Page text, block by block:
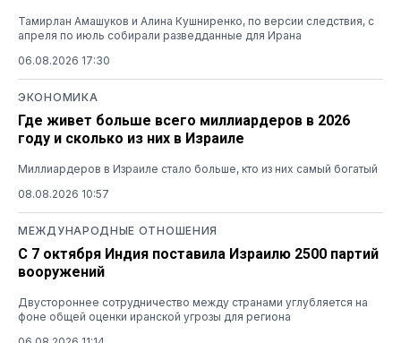
Тамирлан Амашуков и Алина Кушниренко, по версии следствия, с
апреля по июль собирали разведданные для Ирана
06.08.2026 17:30
ЭКОНОМИКА
Где живет больше всего миллиардеров в 2026
году и сколько из них в Израиле
Миллиардеров в Израиле стало больше, кто из них самый богатый
08.08.2026 10:57
МЕЖДУНАРОДНЫЕ ОТНОШЕНИЯ
С 7 октября Индия поставила Израилю 2500 партий
вооружений
Двустороннее сотрудничество между странами углубляется на
фоне общей оценки иранской угрозы для региона